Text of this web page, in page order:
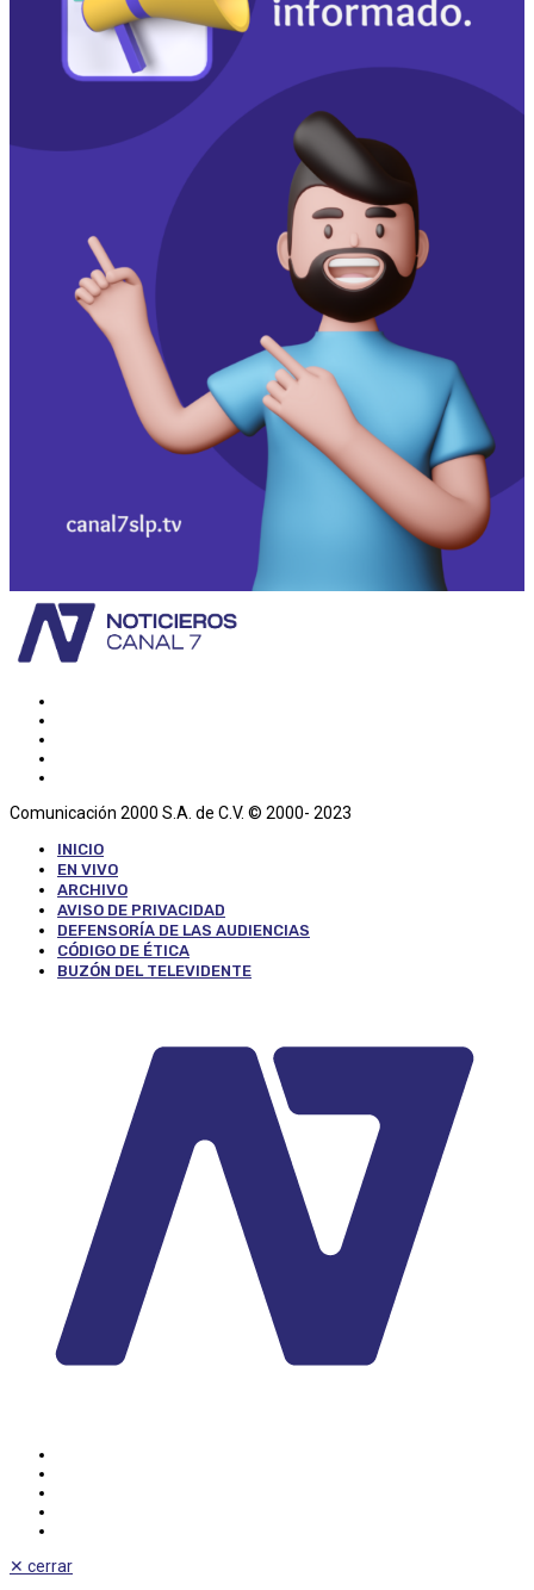
Comunicación 2000 S.A. de C.V. © 2000- 2023
INICIO
EN VIVO
ARCHIVO
AVISO DE PRIVACIDAD
DEFENSORÍA DE LAS AUDIENCIAS
CÓDIGO DE ÉTICA
BUZÓN DEL TELEVIDENTE
✕ cerrar